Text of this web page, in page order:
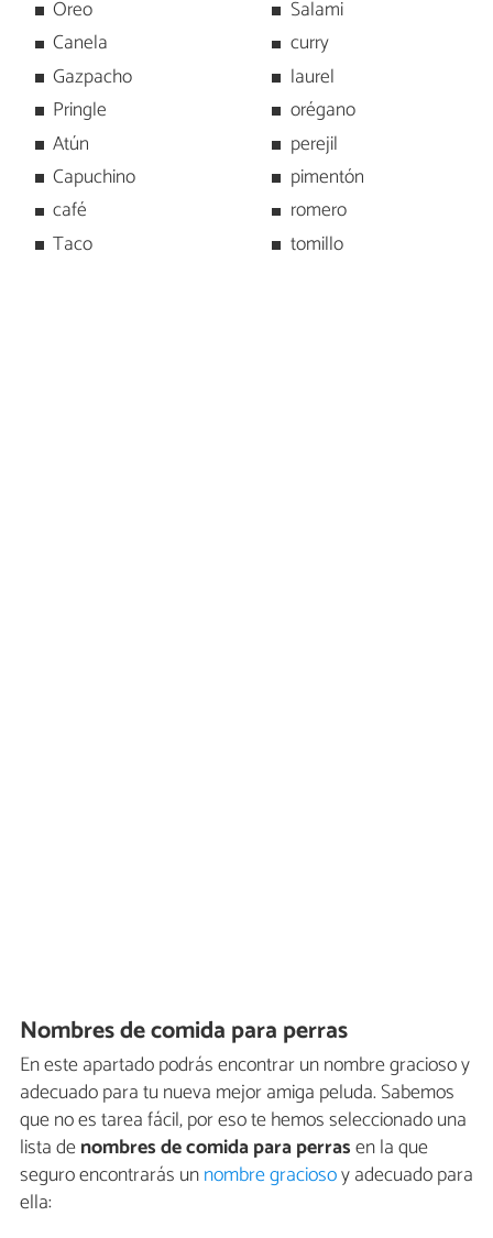
Oreo
Canela
Gazpacho
Pringle
Atún
Capuchino
café
Taco
Salami
curry
laurel
orégano
perejil
pimentón
romero
tomillo
Nombres de comida para perras
En este apartado podrás encontrar un nombre gracioso y
adecuado para tu nueva mejor amiga peluda. Sabemos
que no es tarea fácil, por eso te hemos seleccionado una
lista denombres de comida para perrasen la que
seguro encontrarás unnombre graciosoy adecuado para
ella: